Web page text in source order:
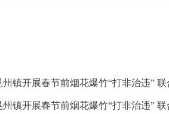
州镇开展春节前烟花爆竹“打非治违”
州镇开展春节前烟花爆竹“打非治违”